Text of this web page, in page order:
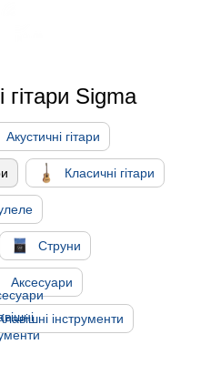
гітари Sigma
Акустичні гітари
Класичні гітари
Струни
Аксесуари
інструменти